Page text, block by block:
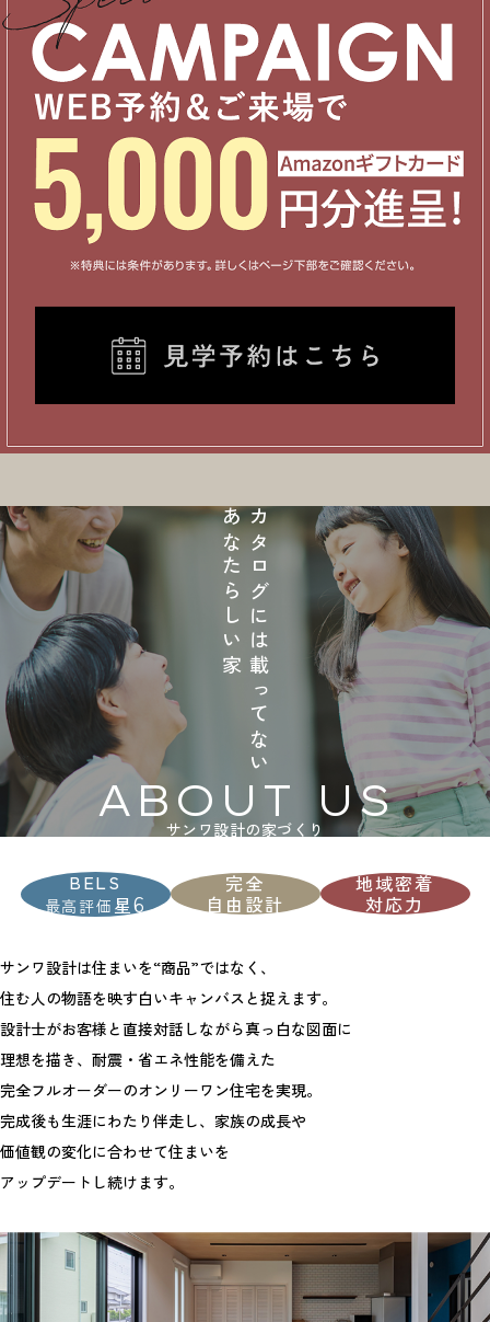
カタログには載ってない
あなたらしい家
ABOUT US
サンワ設計の家づくり
BELS
最高評価 星6
完全
自由設計
地域密着
対応力
サンワ設計は住まいを“商品”ではなく、
住む人の物語を映す白いキャンバスと捉えます。
設計士がお客様と直接対話しながら真っ白な図面に
理想を描き、耐震・省エネ性能を備えた
完全フルオーダーのオンリーワン住宅を実現。
完成後も生涯にわたり伴走し、家族の成長や
価値観の変化に合わせて住まいを
アップデートし続けます。